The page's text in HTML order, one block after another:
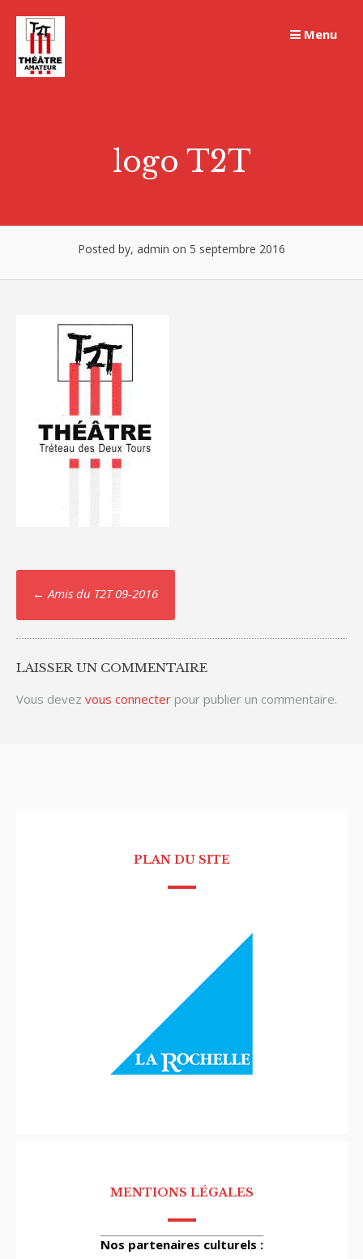
content
Menu
logo T2T
Posted by, admin on 5 septembre 2016
Post
navigation
← Amis du T2T 09-2016
LAISSER UN COMMENTAIRE
Vous devez vous connecter pour publier un commentaire.
PLAN DU SITE
MENTIONS LÉGALES
Nos partenaires culturels :